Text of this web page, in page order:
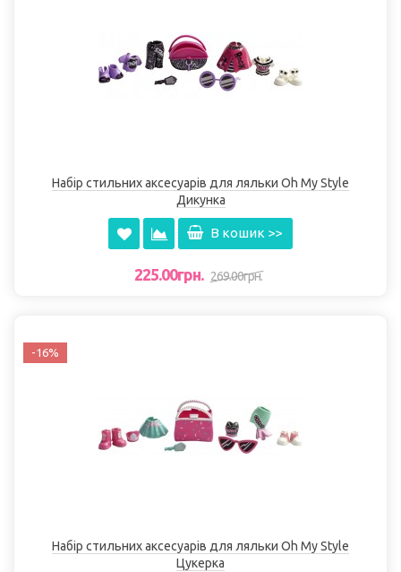
Набір стильних аксесуарів для ляльки Oh My Style
Дикунка
В кошик >>
225.00грн. 269.00грн.
-16%
Набір стильних аксесуарів для ляльки Oh My Style
Цукерка